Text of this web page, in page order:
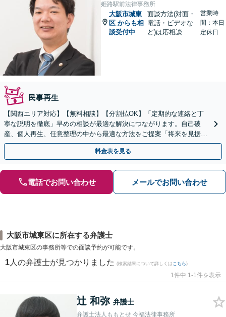
姫路駅前法律事務所
大阪市城東
区 からも相
談受付中
面談方法(対面・
電話・ビデオな
ど)は応相談
営業時
間：本日
定休日
民事再生
【関西エリア対応】【無料相談】【分割払OK】「定期的な連絡と丁
寧な説明を徹底」早めの相談が最適な解決につながります。自己破
産、個人再生、任意整理の中から最適な方法をご提案「将来を見据え
た生活再建のサポートが充実」【完全個室相談】
料金表を見る
電話でお問い合わせ メールでお問い合わせ
大阪市城東区に所在する弁護士
大阪市城東区の事務所等での面談予約が可能です。
1 人の弁護士が見つかりました (検索結果について詳しくは こちら)
1件中 1-1件を表示
辻 和弥 弁護士
弁護士法人ももとせ 今福法律事務所